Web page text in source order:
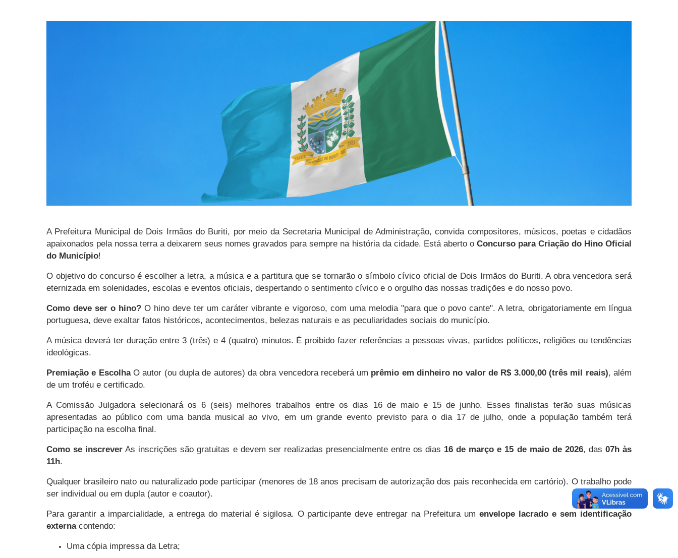
A Prefeitura Municipal de Dois Irmãos do Buriti, por meio da Secretaria Municipal de Administração, convida compositores, músicos, poetas e cidadãos
apaixonados pela nossa terra a deixarem seus nomes gravados para sempre na história da cidade. Está aberto o Concurso para Criação do Hino Oficial
do Município!
O objetivo do concurso é escolher a letra, a música e a partitura que se tornarão o símbolo cívico oficial de Dois Irmãos do Buriti. A obra vencedora será
eternizada em solenidades, escolas e eventos oficiais, despertando o sentimento cívico e o orgulho das nossas tradições e do nosso povo.
Como deve ser o hino? O hino deve ter um caráter vibrante e vigoroso, com uma melodia "para que o povo cante". A letra, obrigatoriamente em língua
portuguesa, deve exaltar fatos históricos, acontecimentos, belezas naturais e as peculiaridades sociais do município.
A música deverá ter duração entre 3 (três) e 4 (quatro) minutos. É proibido fazer referências a pessoas vivas, partidos políticos, religiões ou tendências
ideológicas.
Premiação e EscolhaO autor (ou dupla de autores) da obra vencedora receberá um prêmio em dinheiro no valor de R$ 3.000,00 (três mil reais), além
de um troféu e certificado.
A Comissão Julgadora selecionará os 6 (seis) melhores trabalhos entre os dias 16 de maio e 15 de junho. Esses finalistas terão suas músicas
apresentadas ao público com uma banda musical ao vivo, em um grande evento previsto para o dia 17 de julho, onde a população também terá
participação na escolha final.
Como se inscrever As inscrições são gratuitas e devem ser realizadas presencialmente entre os dias 16 de março e 15 de maio de 2026, das 07h às
11h.
Qualquer brasileiro nato ou naturalizado pode participar (menores de 18 anos precisam de autorização dos pais reconhecida em cartório). O trabalho pode
ser individual ou em dupla (autor e coautor).
Para garantir a imparcialidade, a entrega do material é sigilosa. O participante deve entregar na Prefeitura umenvelope lacrado e sem identificação
externacontendo:
Uma cópia impressa da Letra;